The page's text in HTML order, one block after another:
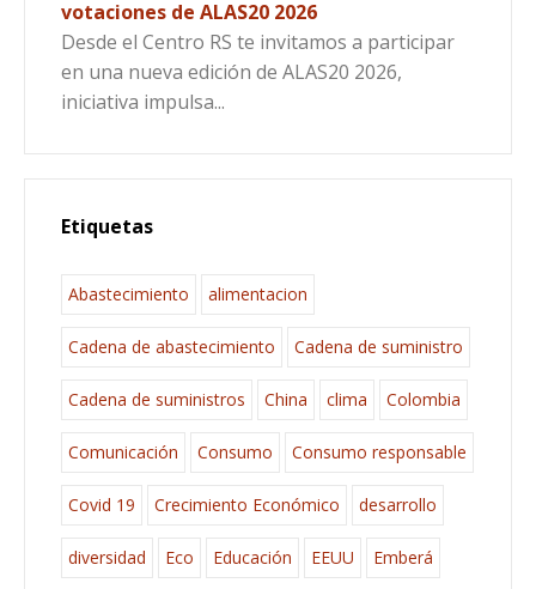
votaciones de ALAS20 2026
Desde el Centro RS te invitamos a participar
en una nueva edición de ALAS20 2026,
iniciativa impulsa...
Etiquetas
Abastecimiento alimentacion
Cadena de abastecimiento Cadena de suministro
Cadena de suministros China clima Colombia
Comunicación Consumo Consumo responsable
Covid 19 Crecimiento Económico desarrollo
diversidad Eco Educación EEUU Emberá